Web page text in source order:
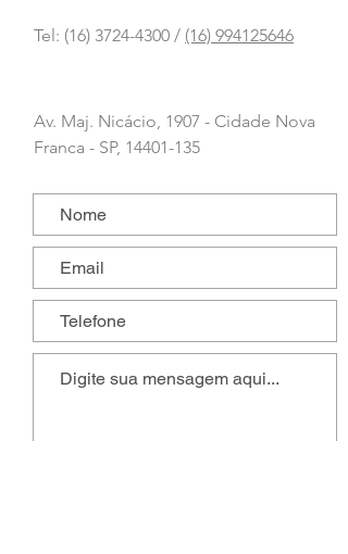
Tel: (16) 3724-4300 / (16) 994125646
Av. Maj. Nicácio, 1907 - Cidade Nova
Franca - SP, 14401-135